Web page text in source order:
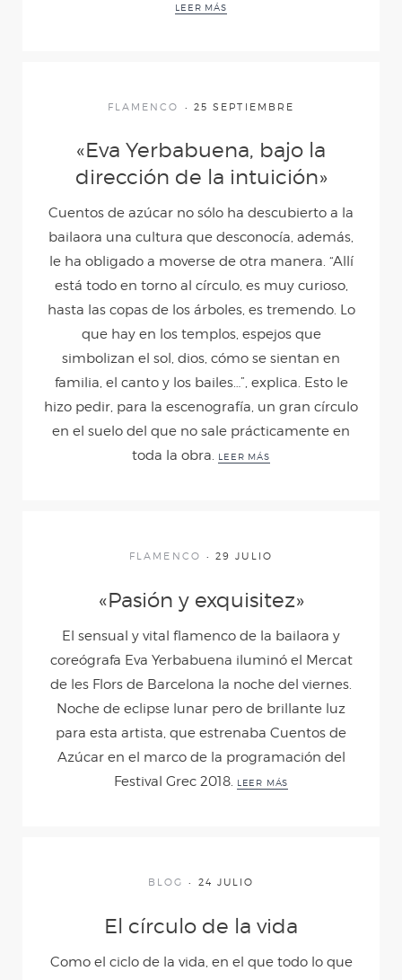
LA VOZ DEL
SILENCIO
5MUJERES5
EVA
NOTICIAS
CONTACTO
LEER MÁS
FLAMENCO 25 SEPTIEMBRE
«Eva Yerbabuena, bajo la
dirección de la intuición»
Cuentos de azúcar no sólo ha descubierto a la
bailaora una cultura que desconocía, además,
le ha obligado a moverse de otra manera. “Allí
está todo en torno al círculo, es muy curioso,
hasta las copas de los árboles, es tremendo. Lo
que hay en los templos, espejos que
simbolizan el sol, dios, cómo se sientan en
familia, el canto y los bailes…”, explica. Esto le
hizo pedir, para la escenografía, un gran círculo
en el suelo del que no sale prácticamente en
toda la obra. LEER MÁS
FLAMENCO 29 JULIO
«Pasión y exquisitez»
El sensual y vital flamenco de la bailaora y
coreógrafa Eva Yerbabuena iluminó el Mercat
de les Flors de Barcelona la noche del viernes.
Noche de eclipse lunar pero de brillante luz
para esta artista, que estrenaba Cuentos de
Azúcar en el marco de la programación del
Festival Grec 2018. LEER MÁS
BLOG 24 JULIO
El círculo de la vida
Como el ciclo de la vida, en el que todo lo que